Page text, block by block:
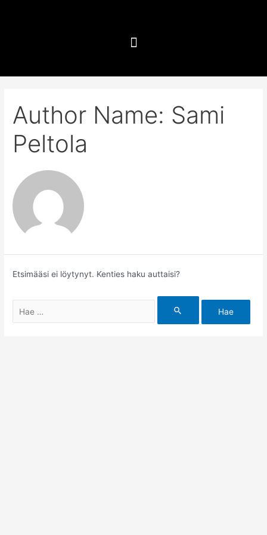
Author Name: Sami
Peltola
Etsimääsi ei löytynyt. Kenties haku auttaisi?